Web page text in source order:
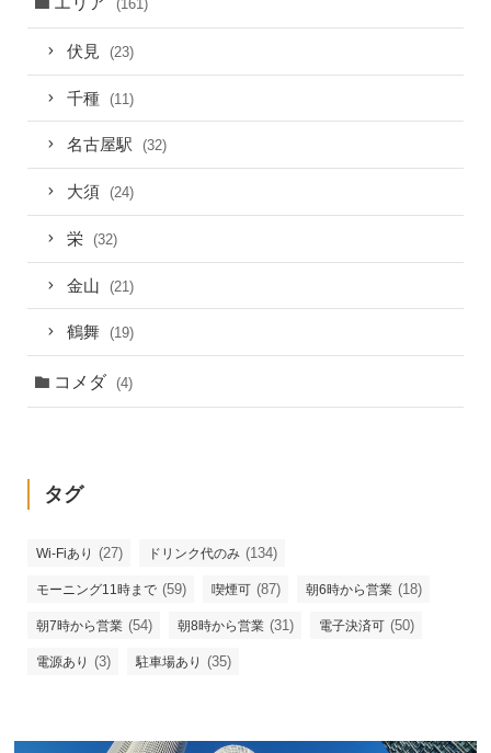
(161)
伏見 (23)
千種 (11)
名古屋駅 (32)
大須 (24)
栄 (32)
金山 (21)
鶴舞 (19)
コメダ (4)
タグ
Wi-Fiあり (27) ドリンク代のみ (134)
モーニング11時まで (59) 喫煙可 (87) 朝6時から営業 (18)
朝7時から営業 (54) 朝8時から営業 (31) 電子決済可 (50)
電源あり (3) 駐車場あり (35)